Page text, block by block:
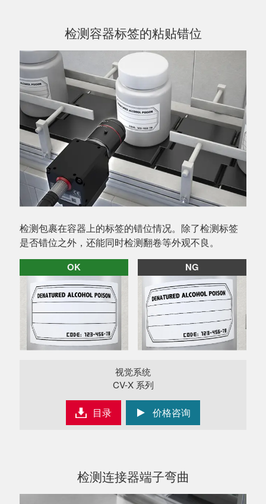
检测容器标签的粘贴错位
检测包裹在容器上的标签的错位情况。除了检测标签
是否错位之外，还能同时检测翻卷等外观不良。
OK NG
视觉系统
CV-X 系列
目录 价格咨询
检测连接器端子弯曲